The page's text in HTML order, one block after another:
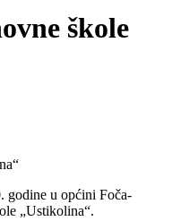
škole